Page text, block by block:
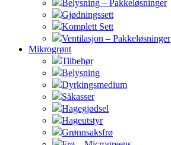
Belysning – Pakkeløsninger
Gjødningssett
Komplett Sett
Ventilasjon – Pakkeløsninger
Mikrogrønt
Tilbehør
Belysning
Dyrkingsmedium
Såkasser
Hagegjødsel
Hageutstyr
Grønnsaksfrø